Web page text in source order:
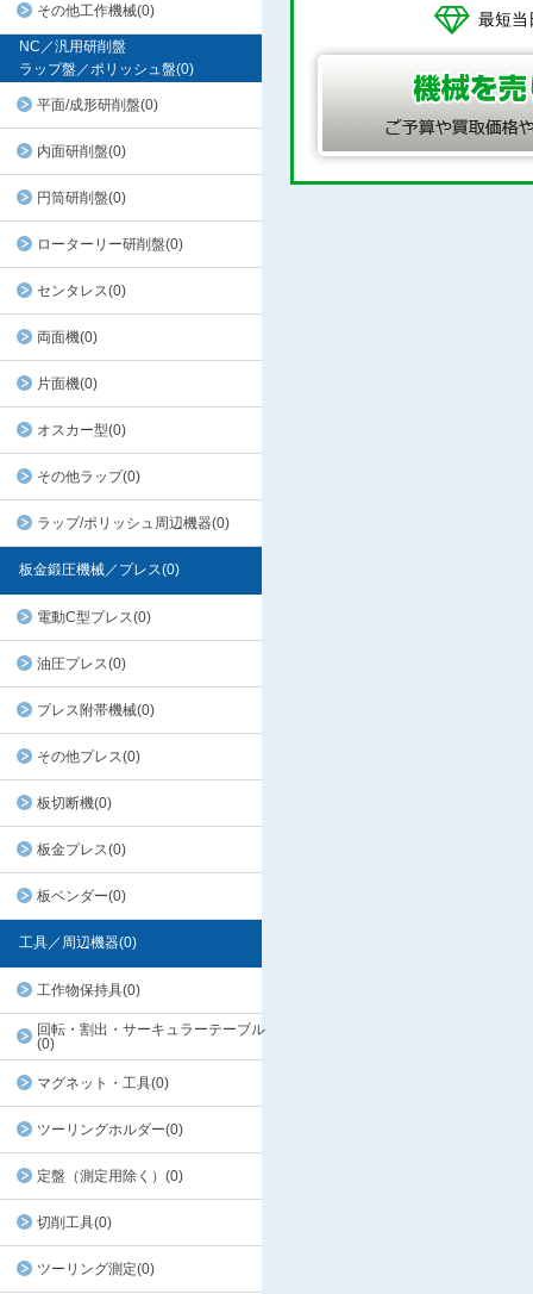
その他工作機械(0)
NC／汎用研削盤
ラップ盤／ポリッシュ盤(0)
平面/成形研削盤(0)
内面研削盤(0)
円筒研削盤(0)
ローターリー研削盤(0)
センタレス(0)
両面機(0)
片面機(0)
オスカー型(0)
その他ラップ(0)
ラップ/ポリッシュ周辺機器(0)
板金鍛圧機械／プレス(0)
電動C型プレス(0)
油圧プレス(0)
プレス附帯機械(0)
その他プレス(0)
板切断機(0)
板金プレス(0)
板ベンダー(0)
工具／周辺機器(0)
工作物保持具(0)
回転・割出・サーキュラーテーブル
(0)
マグネット・工具(0)
ツーリングホルダー(0)
定盤（測定用除く）(0)
切削工具(0)
ツーリング測定(0)
最短当